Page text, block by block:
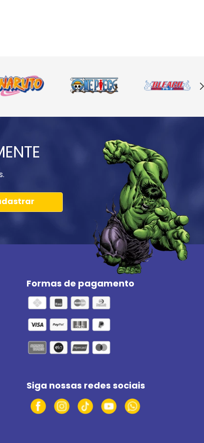
Formas de pagamento
Siga nossas redes sociais